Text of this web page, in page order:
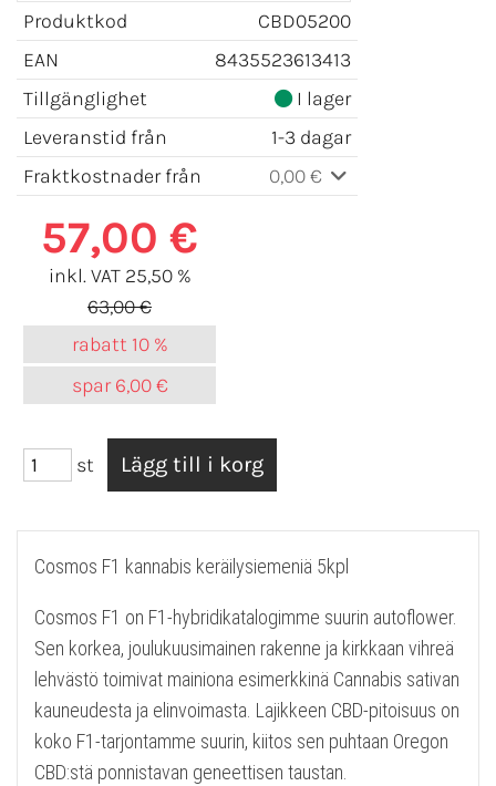
Produktkod
CBD05200
EAN
8435523613413
Tillgänglighet
I lager
Leveranstid från
1-3 dagar
Fraktkostnader från
0,00 €
57,00 €
inkl. VAT 25,50 %
63,00 €
rabatt 10 %
spar 6,00 €
st
Cosmos F1 kannabis keräilysiemeniä 5kpl
Cosmos F1 on F1-hybridikatalogimme suurin autoflower.
Sen korkea, joulukuusimainen rakenne ja kirkkaan vihreä
lehvästö toimivat mainiona esimerkkinä Cannabis sativan
kauneudesta ja elinvoimasta. Lajikkeen CBD-pitoisuus on
koko F1-tarjontamme suurin, kiitos sen puhtaan Oregon
CBD:stä ponnistavan geneettisen taustan.